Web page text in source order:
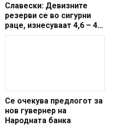
Славески: Девизните
резерви се во сигурни
раце, изнесуваат 4,6 – 4,7
милијарди евра што е
Се очекува предлогот за
нов гувернер на
Народната банка